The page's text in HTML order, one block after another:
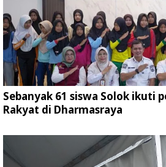
Sebanyak 61 siswa Solok ikuti
Rakyat di Dharmasraya